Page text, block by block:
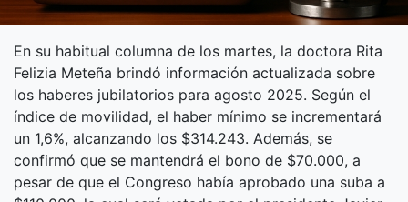
En su habitual columna de los martes, la doctora Rita
Felizia Meteña brindó información actualizada sobre
los haberes jubilatorios para agosto 2025. Según el
índice de movilidad, el haber mínimo se incrementará
un 1,6%, alcanzando los $314.243. Además, se
confirmó que se mantendrá el bono de $70.000, a
pesar de que el Congreso había aprobado una suba a